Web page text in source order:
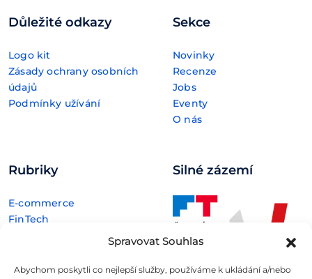
Spravovat Souhlas
Abychom poskytli co nejlepší služby, používáme k ukládání a/nebo
Důležité odkazy
Logo kit
Zásady ochrany osobních
údajů
Podmínky užívání
Sekce
Novinky
Recenze
Jobs
Eventy
O nás
Rubriky
E-commerce
FinTech
Technologie
Silné zázemí